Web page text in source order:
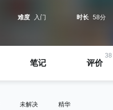
难度 入门 时长 58分
笔记
38
评价
未解决 精华